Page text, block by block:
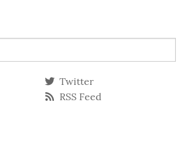
Twitter
RSS Feed